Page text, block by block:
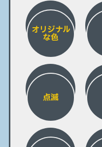
オリジナル
な色
点滅